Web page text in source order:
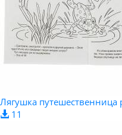
Лягушка путешественница
11